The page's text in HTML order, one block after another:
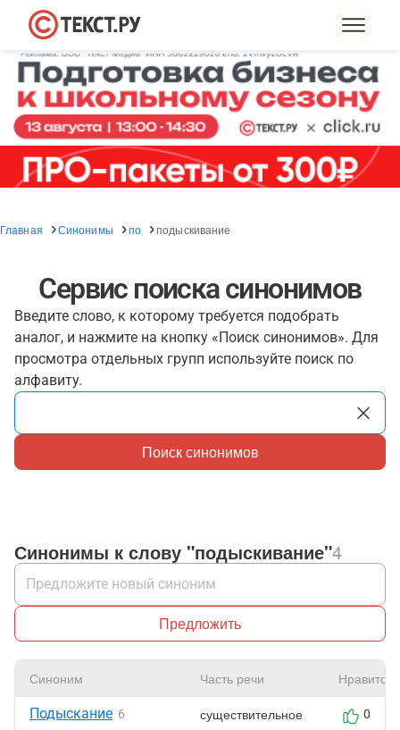
Главная Синонимы по подыскивание
Сервис поиска синонимов
Введите слово, к которому требуется подобрать
аналог, и нажмите на кнопку «Поиск синонимов». Для
просмотра отдельных групп используйте поиск по
алфавиту.
Поиск синонимов
Синонимы к слову "подыскивание"4
Предложить
Синоним Часть речи Нравится
Подыскание 6 существительное 0